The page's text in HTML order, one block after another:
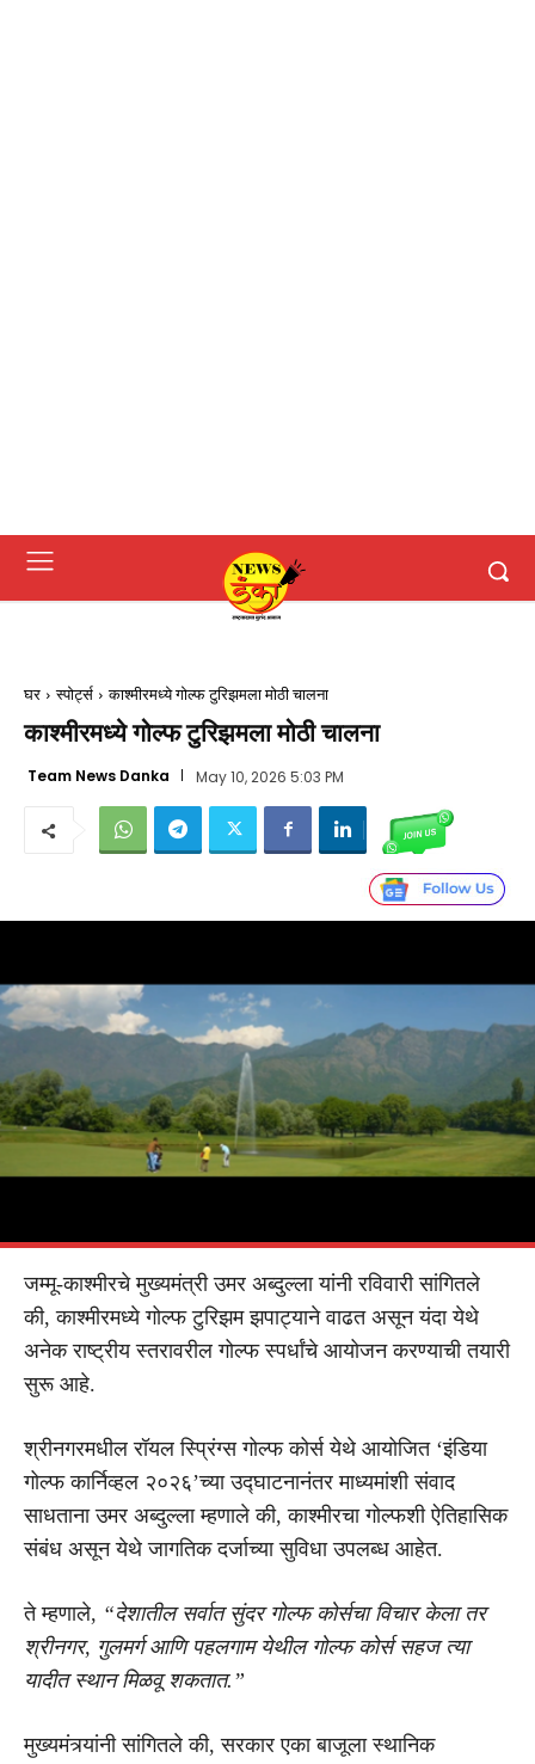
घर स्पोर्ट्स काश्मीरमध्ये गोल्फ टुरिझमला मोठी चालना
काश्मीरमध्ये गोल्फ टुरिझमला मोठी चालना
Team News Danka May 10, 2026 5:03 PM
जम्मू-काश्मीरचे मुख्यमंत्री उमर अब्दुल्ला यांनी रविवारी सांगितले
की, काश्मीरमध्ये गोल्फ टुरिझम झपाट्याने वाढत असून यंदा येथे
अनेक राष्ट्रीय स्तरावरील गोल्फ स्पर्धांचे आयोजन करण्याची तयारी
सुरू आहे.
श्रीनगरमधील रॉयल स्प्रिंग्स गोल्फ कोर्स येथे आयोजित ‘इंडिया
गोल्फ कार्निव्हल २०२६’च्या उद्घाटनानंतर माध्यमांशी संवाद
साधताना उमर अब्दुल्ला म्हणाले की, काश्मीरचा गोल्फशी ऐतिहासिक
संबंध असून येथे जागतिक दर्जाच्या सुविधा उपलब्ध आहेत.
ते म्हणाले, “देशातील सर्वात सुंदर गोल्फ कोर्सचा विचार केला तर
श्रीनगर, गुलमर्ग आणि पहलगाम येथील गोल्फ कोर्स सहज त्या
यादीत स्थान मिळवू शकतात.”
मुख्यमंत्र्यांनी सांगितले की, सरकार एका बाजूला स्थानिक